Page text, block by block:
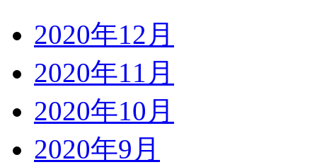
2020年12月
2020年11月
2020年10月
2020年9月